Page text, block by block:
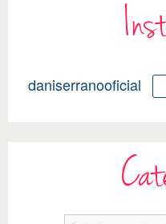
daniserranooficial